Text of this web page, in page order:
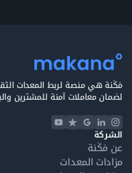
مَكَنة هي منصة لربط المعدات
لضمان معاملات آمنة للمشترين
الشركة
عن مَكَنة
مزادات المعدات